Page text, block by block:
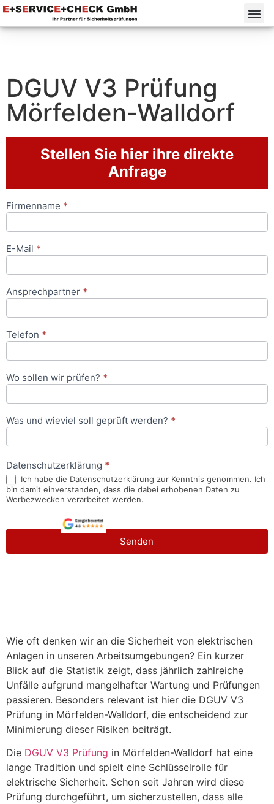
DGUV V3 Prüfung
Mörfelden-Walldorf⁠
Stellen Sie hier ihre direkte
Anfrage
Anfrageformular
Firmenname *
E-Mail *
Ansprechpartner *
Telefon *
Wo sollen wir prüfen? *
Was und wieviel soll geprüft werden? *
Datenschutzerklärung *
Ich habe die Datenschutzerklärung zur Kenntnis genommen. Ich
bin damit einverstanden, dass die dabei erhobenen Daten zu
Werbezwecken verarbeitet werden.
Senden
Wie oft denken wir an die Sicherheit von elektrischen
Anlagen in unseren Arbeitsumgebungen? Ein kurzer
Blick auf die Statistik zeigt, dass jährlich zahlreiche
Unfälle aufgrund mangelhafter Wartung und Prüfungen
passieren. Besonders relevant ist hier die DGUV V3
Prüfung in Mörfelden-Walldorf, die entscheidend zur
Minimierung dieser Risiken beiträgt.
Die DGUV V3 Prüfung in Mörfelden-Walldorf hat eine
lange Tradition und spielt eine Schlüsselrolle für
elektrische Sicherheit. Schon seit Jahren wird diese
Prüfung durchgeführt, um sicherzustellen, dass alle